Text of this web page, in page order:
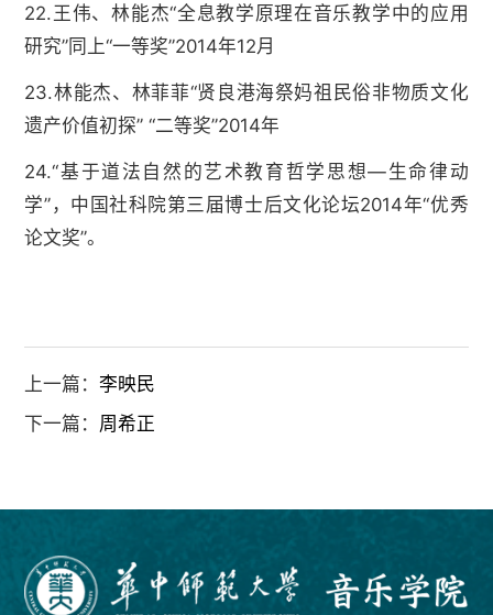
22.王伟、林能杰“全息教学原理在音乐教学中的应用
研究”同上“一等奖”2014年12月
23.林能杰、林菲菲“贤良港海祭妈祖民俗非物质文化
遗产价值初探” “二等奖”2014年
24.“基于道法自然的艺术教育哲学思想—生命律动
学”，中国社科院第三届博士后文化论坛2014年“优秀
论文奖”。
上一篇：李映民
下一篇： 周希正